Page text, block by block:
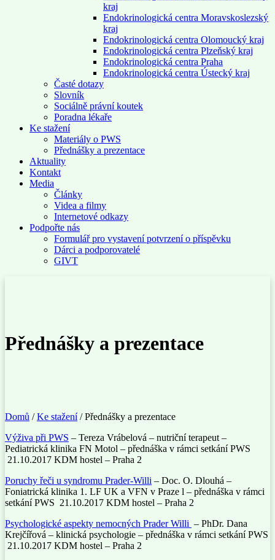
kraj
Endokrinologická centra Moravskoslezský
kraj
Endokrinologická centra Olomoucký kraj
Endokrinologická centra Plzeňský kraj
Endokrinologická centra Praha
Endokrinologická centra Ústecký kraj
Časté dotazy
Slovník
Sociálně právní koutek
Poradna lékaře
Ke stažení
Materiály o PWS
Přednášky a prezentace
Aktuality
Kontakt
Media
Články
Videa a filmy
Internetové odkazy
Podpořte nás
Formulář pro vystavení potvrzení o příspěvku
Dárci a podporovatelé
GIVT
Přednášky a prezentace
Domů /Ke stažení /Přednášky a prezentace
Výživa při PWS – Tereza Vrábelová – nutriční terapeut –
Pediatrická klinika FN Motol – přednáška v rámci setkání PWS
21.10.2017 KDM hostel – Praha 2
Poruchy řeči u syndromu Prader-Willi – Doc. O. Dlouhá –
Foniatrická klinika 1. LF UK a VFN v Praze l – přednáška v rámci
setkání PWS 21.10.2017 KDM hostel – Praha 2
Psychologické aspekty nemocných Prader Willi – PhDr. Dana
Krejčířová – klinická psychologie – přednáška v rámci setkání PWS
21.10.2017 KDM hostel – Praha 2